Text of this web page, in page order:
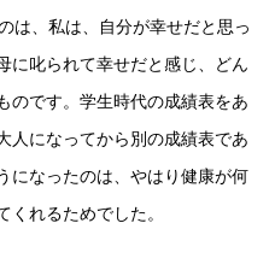
、私は、自分が幸せだと思っ
に叱られて幸せだと感じ、どん
のです。学生時代の成績表をあ
人になってから別の成績表であ
になったのは、やはり健康が何
くれるためでした。